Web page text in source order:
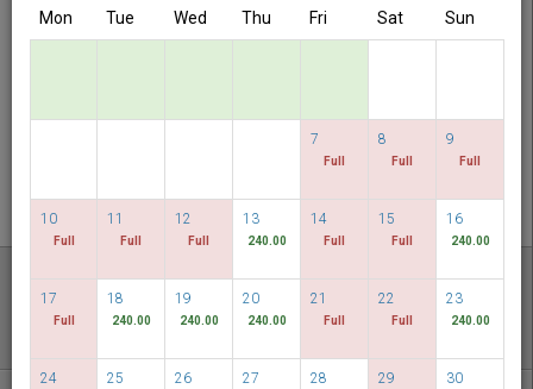
Access/Discount Code
Descubra nuestras tarifas más bajas
FECHAS FLEXIBLES
Mon Tue Wed Thu Fri Sat Sun
7
Full
8
Full
9
Full
10
Full
11
Full
12
Full
13
240.00
14
Full
15
Full
16
240.00
17
Full
18
240.00
19
240.00
20
240.00
21
Full
22
Full
23
240.00
24 25 26 27 28 29 30